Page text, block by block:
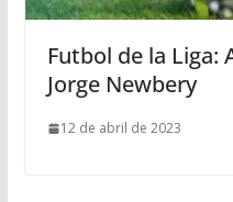
Futbol de la
Jorge Newbery
12 de abril de 2023